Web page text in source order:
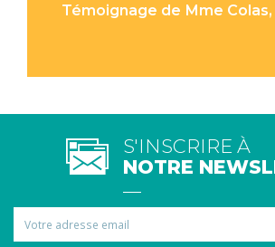
Témoignage de Mme
S'INSCRIRE À
NOTRE